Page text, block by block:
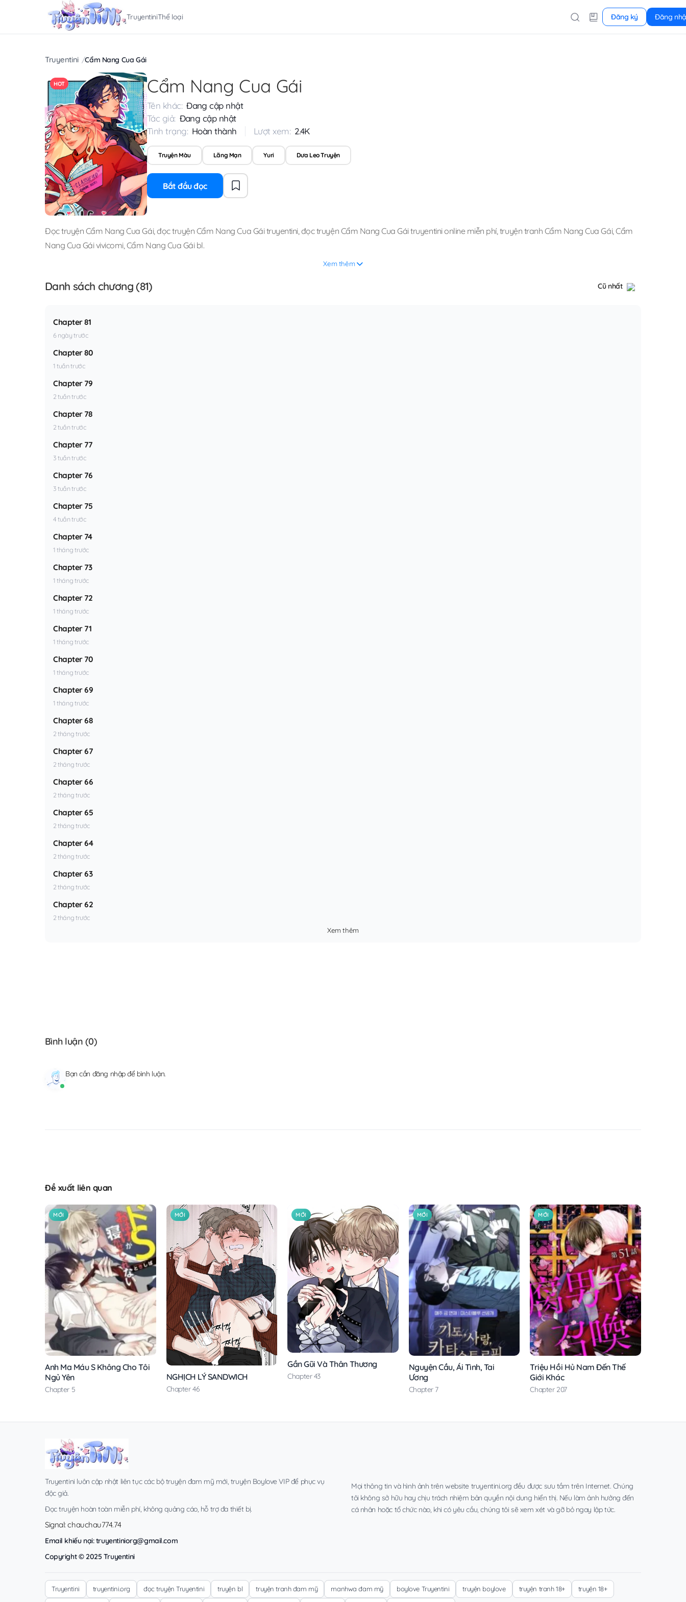
TruyentiniThể loại Đăng ký Đăng
Truyentini Cẩm Nang Cua Gái
HOT Cẩm Nang Cua Gái
Tên khác: Đang cập nhật
Tác giả: Đang cập nhật
Tình trạng: Hoàn thành Lượt xem: 2.4K
Truyện Màu Lãng Mạn Yuri Dưa Leo Truyện
Bắt đầu đọc
Đọc truyện Cẩm Nang Cua Gái,đọc truyện Cẩm Nang Cua Gái truyentini,đọc truyện Cẩm Nang Cua Gái truyentini online miễn phí,truyện tranh Cẩm Nang Cua Gái,Cẩm
Nang Cua Gái vivicomi,Cẩm Nang Cua Gái bl.
Xem thêm
Danh sách chương (81) Cũ nhất
Chapter 81
6 ngày trước
Chapter 80
1 tuần trước
Chapter 79
2 tuần trước
Chapter 78
2 tuần trước
Chapter 77
3 tuần trước
Chapter 76
3 tuần trước
Chapter 75
4 tuần trước
Chapter 74
1 tháng trước
Chapter 73
1 tháng trước
Chapter 72
1 tháng trước
Chapter 71
1 tháng trước
Chapter 70
1 tháng trước
Chapter 69
1 tháng trước
Chapter 68
2 tháng trước
Chapter 67
2 tháng trước
Chapter 66
2 tháng trước
Chapter 65
2 tháng trước
Chapter 64
2 tháng trước
Chapter 63
2 tháng trước
Chapter 62
2 tháng trước
Xem thêm
Bình luận (0)
Bạn cần đăng nhậpđể bình luận.
Đề xuất liên quan
MỚI
Anh Ma Máu S Không Cho Tôi
Ngủ Yên
Chapter 5
MỚI
NGHỊCH LÝ SANDWICH
Chapter 46
MỚI
Gần Gũi Và Thân Thương
Chapter 43
MỚI
Nguyện Cầu, Ái Tình, Tai
Ương
Chapter 7
MỚI
Triệu Hồi Hủ Nam Đến Thế
Giới Khác
Chapter 207
Truyentini luôn cập nhật liên tục các bộ truyện đam mỹ mới, truyện Boylove VIP để phục vụ
độc giả.
Đọc truyện hoàn toàn miễn phí, không quảng cáo, hỗ trợ đa thiết bị.
Signal: chauchau774.74
Email khiếu nại:truyentiniorg@gmail.com
Copyright © 2025 Truyentini
Mọi thông tin và hình ảnh trên website truyentini.org đều được sưu tầm trên Internet. Chúng
tôi không sở hữu hay chịu trách nhiệm bản quyền nội dung hiển thị. Nếu làm ảnh hưởng đến
cá nhân hoặc tổ chức nào, khi có yêu cầu, chúng tôi sẽ xem xét và gỡ bỏ ngay lập tức.
Truyentini truyentini.org đọc truyện Truyentini truyện bl truyện tranh đam mỹ manhwa đam mỹ boylove Truyentini truyện boylove truyện tranh 18+ truyện 18+